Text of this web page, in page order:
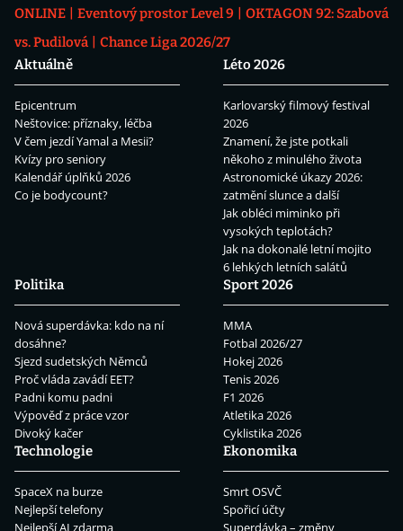
ONLINE
Eventový prostor Level 9
OKTAGON 92: Szabová
vs. Pudilová
Chance Liga 2026/27
Aktuálně
Epicentrum
Neštovice: příznaky, léčba
V čem jezdí Yamal a Mesii?
Kvízy pro seniory
Kalendář úplňků 2026
Co je bodycount?
Léto 2026
Karlovarský filmový festival
2026
Znamení, že jste potkali
někoho z minulého života
Astronomické úkazy 2026:
zatmění slunce a další
Jak obléci miminko při
vysokých teplotách?
Jak na dokonalé letní mojito
6 lehkých letních salátů
Politika
Nová superdávka: kdo na ní
dosáhne?
Sjezd sudetských Němců
Proč vláda zavádí EET?
Padni komu padni
Výpověď z práce vzor
Divoký kačer
Sport 2026
MMA
Fotbal 2026/27
Hokej 2026
Tenis 2026
F1 2026
Atletika 2026
Cyklistika 2026
Technologie
SpaceX na burze
Nejlepší telefony
Nejlepší AI zdarma
Ekonomika
Smrt OSVČ
Spořicí účty
Superdávka – změny